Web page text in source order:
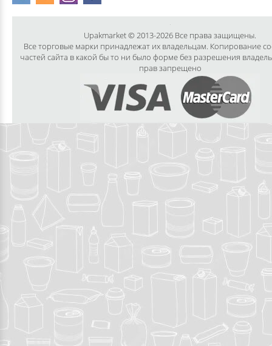
Upakmarket © 2013-2026 Все права защищены.
Все торговые марки принадлежат их владельцам. Копирование
частей сайта в какой бы то ни было форме без разрешения
прав запрещено